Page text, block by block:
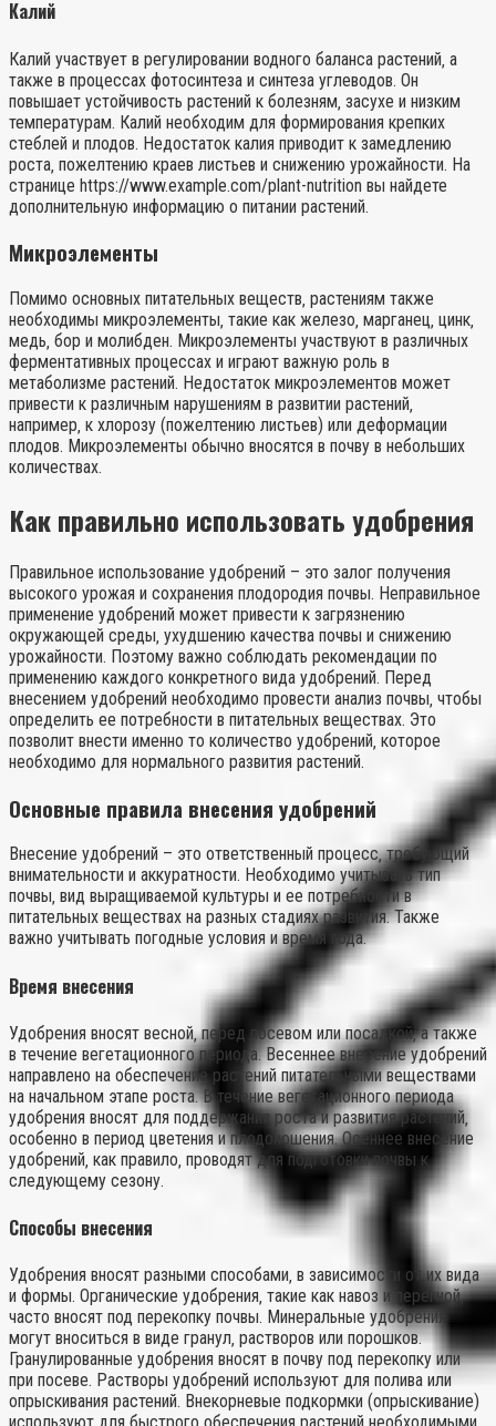
Калий
Калий участвует в регулировании водного баланса растений‚ а
также в процессах фотосинтеза и синтеза углеводов. Он
повышает устойчивость растений к болезням‚ засухе и низким
температурам. Калий необходим для формирования крепких
стеблей и плодов. Недостаток калия приводит к замедлению
роста‚ пожелтению краев листьев и снижению урожайности. На
странице https://www.example.com/plant-nutrition вы найдете
дополнительную информацию о питании растений.
Микроэлементы
Помимо основных питательных веществ‚ растениям также
необходимы микроэлементы‚ такие как железо‚ марганец‚ цинк‚
медь‚ бор и молибден. Микроэлементы участвуют в различных
ферментативных процессах и играют важную роль в
метаболизме растений. Недостаток микроэлементов может
привести к различным нарушениям в развитии растений‚
например‚ к хлорозу (пожелтению листьев) или деформации
плодов. Микроэлементы обычно вносятся в почву в небольших
количествах.
Как правильно использовать удобрения
Правильное использование удобрений – это залог получения
высокого урожая и сохранения плодородия почвы. Неправильное
применение удобрений может привести к загрязнению
окружающей среды‚ ухудшению качества почвы и снижению
урожайности. Поэтому важно соблюдать рекомендации по
применению каждого конкретного вида удобрений. Перед
внесением удобрений необходимо провести анализ почвы‚ чтобы
определить ее потребности в питательных веществах. Это
позволит внести именно то количество удобрений‚ которое
необходимо для нормального развития растений.
Основные правила внесения удобрений
Внесение удобрений – это ответственный процесс‚ требующий
внимательности и аккуратности. Необходимо учитывать тип
почвы‚ вид выращиваемой культуры и ее потребности в
питательных веществах на разных стадиях развития. Также
важно учитывать погодные условия и время года.
Время внесения
Удобрения вносят весной‚ перед посевом или посадкой‚ а также
в течение вегетационного периода. Весеннее внесение удобрений
направлено на обеспечение растений питательными веществами
на начальном этапе роста. В течение вегетационного периода
удобрения вносят для поддержания роста и развития растений‚
особенно в период цветения и плодоношения. Осеннее внесение
удобрений‚ как правило‚ проводят для подготовки почвы к
следующему сезону.
Способы внесения
Удобрения вносят разными способами‚ в зависимости от их вида
и формы. Органические удобрения‚ такие как навоз и перегной‚
часто вносят под перекопку почвы. Минеральные удобрения
могут вноситься в виде гранул‚ растворов или порошков.
Гранулированные удобрения вносят в почву под перекопку или
при посеве. Растворы удобрений используют для полива или
опрыскивания растений. Внекорневые подкормки (опрыскивание)